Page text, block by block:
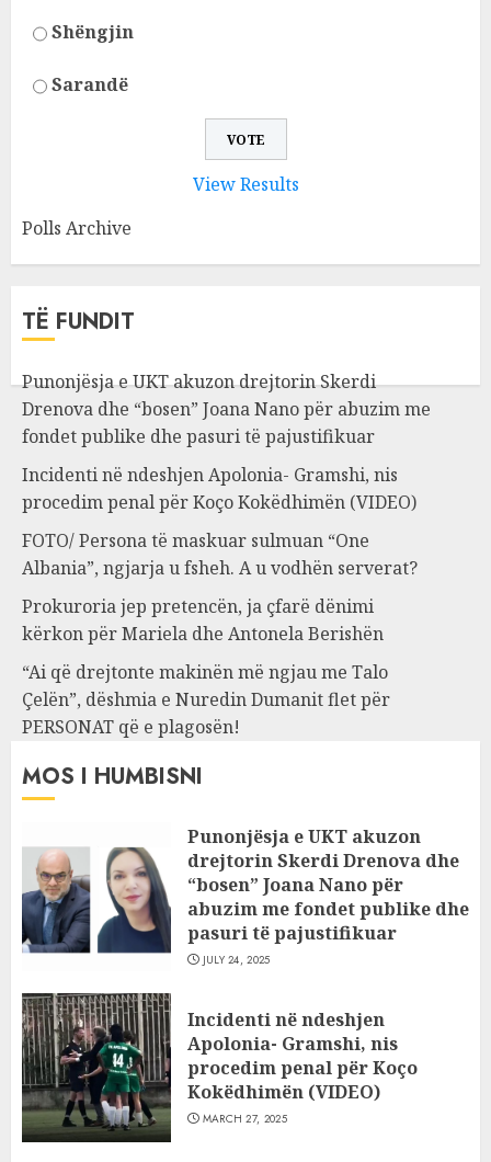
Shëngjin
Sarandë
View Results
Polls Archive
TË FUNDIT
Punonjësja e UKT akuzon drejtorin Skerdi
Drenova dhe “bosen” Joana Nano për abuzim me
fondet publike dhe pasuri të pajustifikuar
Incidenti në ndeshjen Apolonia- Gramshi, nis
procedim penal për Koço Kokëdhimën (VIDEO)
FOTO/ Persona të maskuar sulmuan “One
Albania”, ngjarja u fsheh. A u vodhën serverat?
Prokuroria jep pretencën, ja çfarë dënimi
kërkon për Mariela dhe Antonela Berishën
“Ai që drejtonte makinën më ngjau me Talo
Çelën”, dëshmia e Nuredin Dumanit flet për
PERSONAT që e plagosën!
MOS I HUMBISNI
Punonjësja e UKT akuzon
drejtorin Skerdi Drenova dhe
“bosen” Joana Nano për
abuzim me fondet publike dhe
pasuri të pajustifikuar
JULY 24, 2025
Incidenti në ndeshjen
Apolonia- Gramshi, nis
procedim penal për Koço
Kokëdhimën (VIDEO)
MARCH 27, 2025